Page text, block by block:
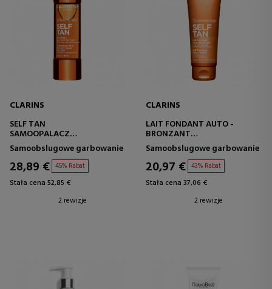
CLARINS
SELF TAN
SAMOOPALACZ
WZMACNIAJĄCY OPALENIZNĘ
DO CIAŁA
Samoobslugowe garbowanie
28,89 € 45% Rabat
Stała cena 52,85 €
2 rewizje
CLARINS
LAIT FONDANT AUTO -
BRONZANT
SAMOOPALAJĄCE MLECZKO
SOLARNE
Samoobslugowe garbowanie
20,97 € 43% Rabat
Stała cena 37,06 €
2 rewizje